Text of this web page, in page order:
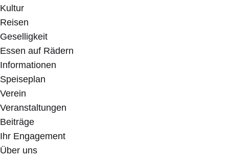
Kultur
Reisen
Geselligkeit
Essen auf Rädern
Informationen
Speiseplan
Verein
Veranstaltungen
Beiträge
Ihr Engagement
Über uns